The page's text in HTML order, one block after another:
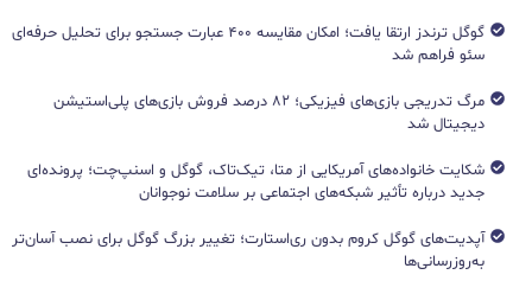
گوگل ترندز ارتقا یافت؛ امکان مقایسه ۴۰۰ عبارت جستجو برای تحلیل حرفه‌ای
سئو فراهم شد
مرگ تدریجی بازی‌های فیزیکی؛ ۸۲ درصد فروش بازی‌های پلی‌استیشن
دیجیتال شد
شکایت خانواده‌های آمریکایی از متا، تیک‌تاک، گوگل و اسنپ‌چت؛ پرونده‌ای
جدید درباره تأثیر شبکه‌های اجتماعی بر سلامت نوجوانان
آپدیت‌های گوگل کروم بدون ری‌استارت؛ تغییر بزرگ گوگل برای نصب آسان‌تر
به‌روزرسانی‌ها